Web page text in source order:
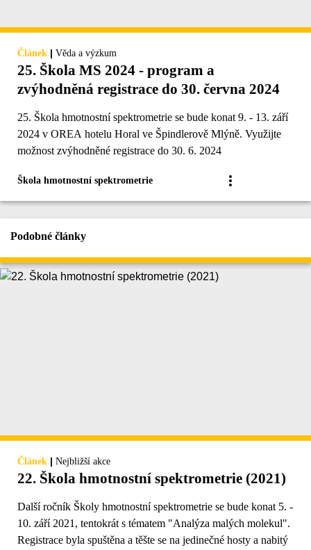
Článek | Věda a výzkum
25. Škola MS 2024 - program a
zvýhodněná registrace do 30. června 2024
25. Škola hmotnostní spektrometrie se bude konat 9. - 13. září
2024 v OREA hotelu Horal ve Špindlerově Mlýně. Využijte
možnost zvýhodněné registrace do 30. 6. 2024
Škola hmotnostní spektrometrie
Podobné články
Článek | Nejbližší akce
22. Škola hmotnostní spektrometrie (2021)
Další ročník Školy hmotnostní spektrometrie se bude konat 5. -
10. září 2021, tentokrát s tématem "Analýza malých molekul".
Registrace byla spuštěna a těšte se na jedinečné hosty a nabitý